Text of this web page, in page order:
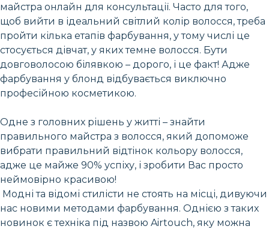
майстра онлайн для консультації. Часто для того,
щоб вийти в ідеальний світлий колір волосся, треба
пройти кілька етапів фарбування, у тому числі це
стосується дівчат, у яких темне волосся. Бути
довговолосою білявкою – дорого, і це факт! Адже
фарбування у блонд відбувається виключно
професійною косметикою.
Одне з головних рішень у житті – знайти
правильного майстра з волосся, який допоможе
вибрати правильний відтінок кольору волосся,
адже це майже 90% успіху, і зробити Вас просто
неймовірно красивою!
Модні та відомі стилісти не стоять на місці, дивуючи
нас новими методами фарбування. Однією з таких
новинок є техніка під назвою Airtouch, яку можна